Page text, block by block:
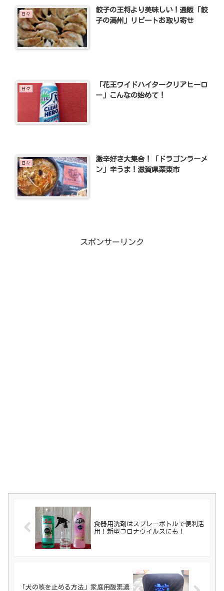
日々
餃子の王将より美味しい！通販「餃
子の満州」リピ―トお取り寄せ
日々
「花王ワイドハイタークリアヒーロ
ー」こんなの始めて！
日々
激辛好き大集合！「ドラゴンラーメ
ン」辛うま！滋賀県栗東市
スポンサーリンク
食器用洗剤はスプレーボトルで便利活
用！新型コロナウイルスにも！
「犬の咳を止める方法」家庭用酸素濃